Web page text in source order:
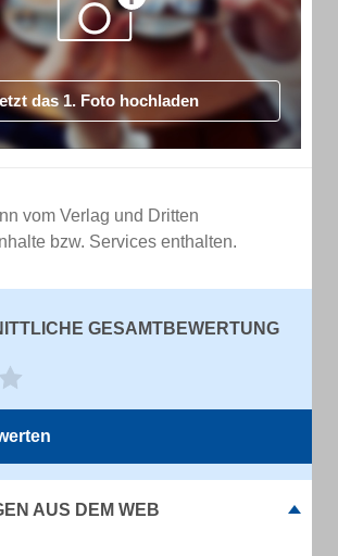
das 1. Foto hochladen
vom Verlag und Dritten
bzw. Services enthalten.
GESAMTBEWERTUNG
AUS DEM WEB